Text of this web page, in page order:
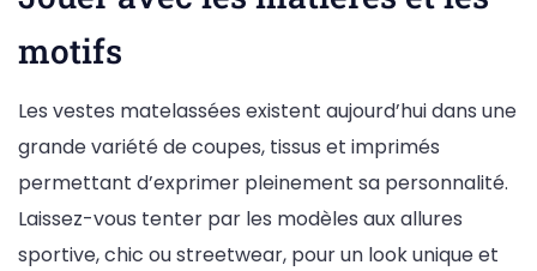
motifs
Les vestes matelassées existent aujourd’hui dans une
grande variété de coupes, tissus et imprimés
permettant d’exprimer pleinement sa personnalité.
Laissez-vous tenter par les modèles aux allures
sportive, chic ou streetwear, pour un look unique et